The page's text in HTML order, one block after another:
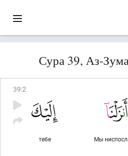
Сура 39, Аз-
39:2
Мы
тебе